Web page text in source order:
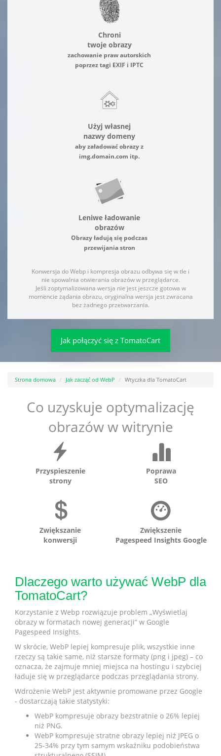
Chroni
twoje obrazy
zachowanie praw autorskich
poprzez tagi EXIF i IPTC
Użyj własnej
nazwy domeny
aby załadować obrazy z
img.domain.com itp.
Leniwe ładowanie
obrazów
Obrazy ładują się podczas
przewijania stron
Konwersja do Webp i kompresja obrazu odbywa się w tle i
nie spowalnia otwierania obrazów w przeglądarce.
Jeśli zoptymalizowana wersja nie jest jeszcze gotowa w
momencie żądania obrazu, oryginalna wersja jest zwracana
bez żadnego przetwarzania.
Jak połączyć się z TomatoCart
Strona domowa Jak zacząć od WebP Wtyczka dla TomatoCart
Co uzyskuje optymalizację
obrazów w witrynie
Przyspieszenie
strony
Poprawa
SEO
Zwiększanie
konwersji
Zwiększenie
Pagespeed Insights Google
Dlaczego warto używać WebP dla
TomatoCart?
Korzystanie z Webp rozwiązuje problem „Wyświetlaj
obrazy w formatach nowej generacji” w Google
Pagespeed Insights.
W skrócie, WebP lepiej kompresuje plik, wszystkie inne
rzeczy są takie same, niż starsze formaty (png i jpeg) – co
oznacza, że zajmuje mniej miejsca na hostingu i szybciej
ładuje się w przeglądarce podczas przeglądania strony.
Wdrożenie WebP jest aktywnie promowane przez Google
- dostarczają takie statystyki:
WebP kompresuje obrazy bezstratnie o 26% lepiej
niż PNG.
WebP kompresuje stratne obrazy lepiej niż JPEG o
25-34% przy tym samym wskaźniku podobieństwa